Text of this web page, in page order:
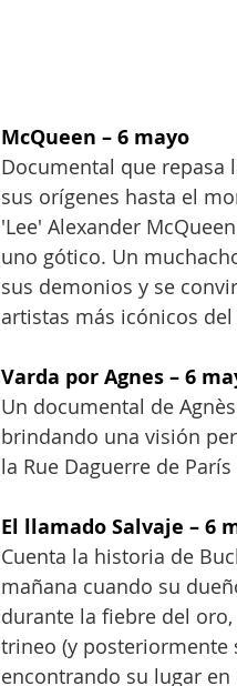
McQueen – 6 mayo
Documental que repasa
sus orígenes hasta el
'Lee' Alexander
uno gótico. Un
sus demonios y se
artistas más icónicos
Varda por Agnes – 6
Un documental de
brindando una visión
la Rue Daguerre de
El llamado Salvaje – 6
Cuenta la historia de
mañana cuando su
durante la fiebre del
trineo (y posteriormente
encontrando su lugar